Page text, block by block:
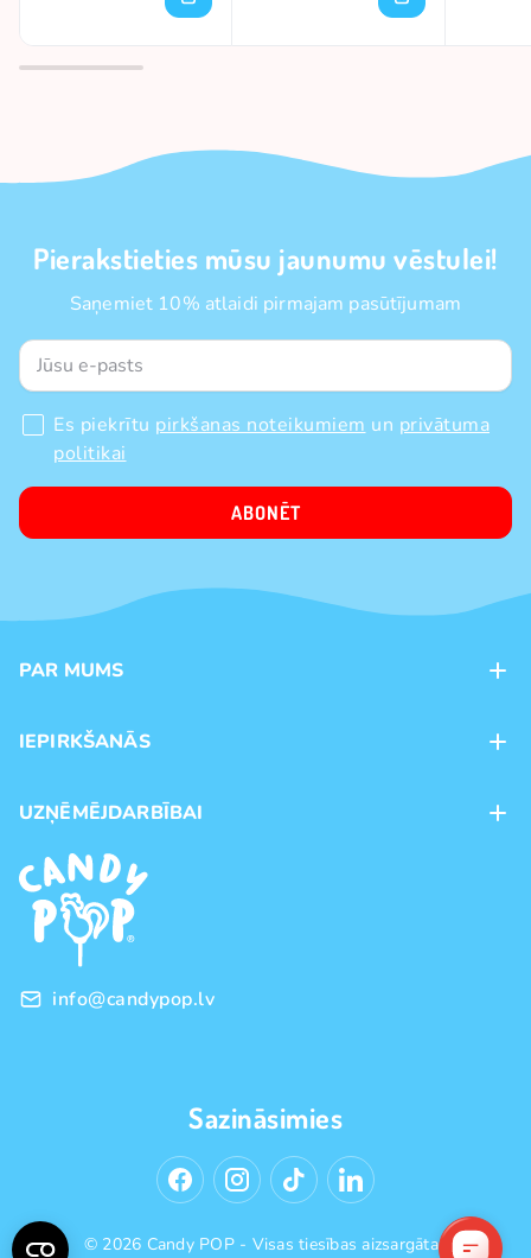
Pierakstieties mūsu jaunumu vēstulei!
Saņemiet 10% atlaidi pirmajam pasūtījumam
Es piekrītu pirkšanas noteikumiem un privātuma
politikai
ABONĒT
PAR MUMS
Veikali
Preču zīmoli
IEPIRKŠANĀS
Piegāde
Pirkšanas noteikumi
Privātuma politika
UZŅĒMĒJDARBĪBAI
Franšīze
Vairumtirdzniecība
info@candypop.lv
Sazināsimies
© 2026 Candy POP - Visas tiesības aizsargātas